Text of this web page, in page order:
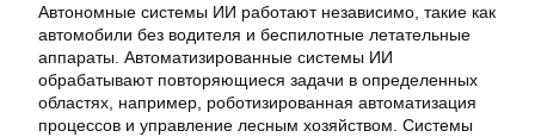
Автономные системы ИИ работают независимо, такие как
автомобили без водителя и беспилотные летательные
аппараты. Автоматизированные системы ИИ
обрабатывают повторяющиеся задачи в определенных
областях, например, роботизированная автоматизация
процессов и управление лесным хозяйством. Системы